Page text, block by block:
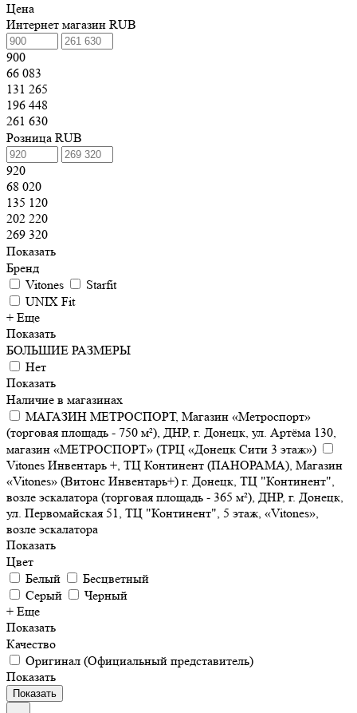
Цена
Интернет магазин RUB
900
66 083
131 265
196 448
261 630
Розница RUB
920
68 020
135 120
202 220
269 320
Показать
Бренд
Vitones
Starfit
UNIX Fit
+ Еще
Показать
БОЛЬШИЕ РАЗМЕРЫ
Нет
Показать
Наличие в магазинах
МАГАЗИН МЕТРОСПОРТ, Магазин «Метроспорт»
(торговая площадь - 750 м²), ДНР, г. Донецк, ул. Артёма 130,
магазин «МЕТРОСПОРТ» (ТРЦ «Донецк Сити 3 этаж»)
Vitones Инвентарь +, ТЦ Континент (ПАНОРАМА), Магазин
«Vitones» (Витонс Инвентарь+) г. Донецк, ТЦ "Континент",
возле эскалатора (торговая площадь - 365 м²), ДНР, г. Донецк,
ул. Первомайская 51, ТЦ "Континент", 5 этаж, «Vitones»,
возле эскалатора
Показать
Цвет
Белый
Бесцветный
Серый
Черный
+ Еще
Показать
Качество
Оригинал (Официальный представитель)
Показать
Показать